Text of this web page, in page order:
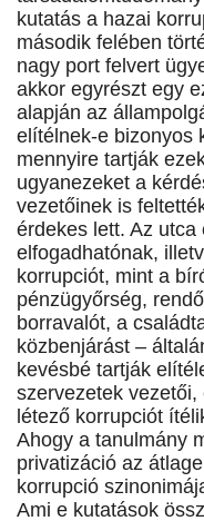
kutatás a hazai
második felében
nagy port felvert
akkor egyrészt egy
alapján az
elítélnek-e bizonyos
mennyire tartják
ugyanezeket a
vezetőinek is
érdekes lett. Az
elfogadhatónak,
korrupciót, mint a
pénzügyőrség,
borravalót, a
közbenjárást –
kevésbé tartják
szervezetek
létező korrupciót
Ahogy a tanulmány
privatizáció az
korrupció
Ami e kutatások